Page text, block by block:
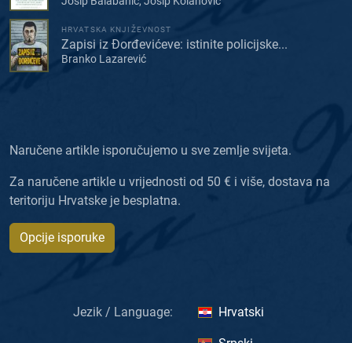
HRVATSKA KNJIŽEVNOST
Zapisi iz Đorđevićeve: istinite policijske...
Branko Lazarević
Naručene artikle isporučujemo u sve zemlje svijeta.
Za naručene artikle u vrijednosti od 50 € i više, dostava na
teritoriju Hrvatske je besplatna.
Opcije isporuke
Jezik / Language: Hrvatski